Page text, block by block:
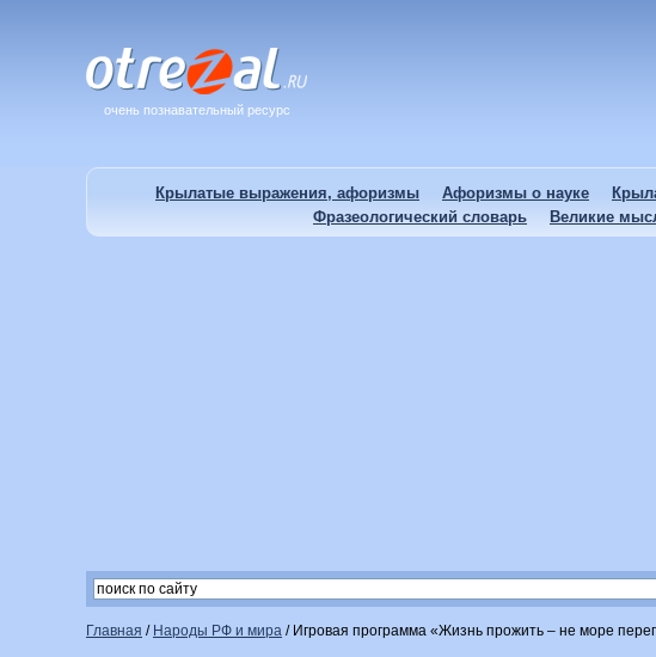
очень познавательный ресурс
Крылатые выражения, афоризмы Афоризмы о науке
Фразеологический словарь
Великие
Главная / Народы РФ и мира / Игровая программа «Жизнь прожить – не море